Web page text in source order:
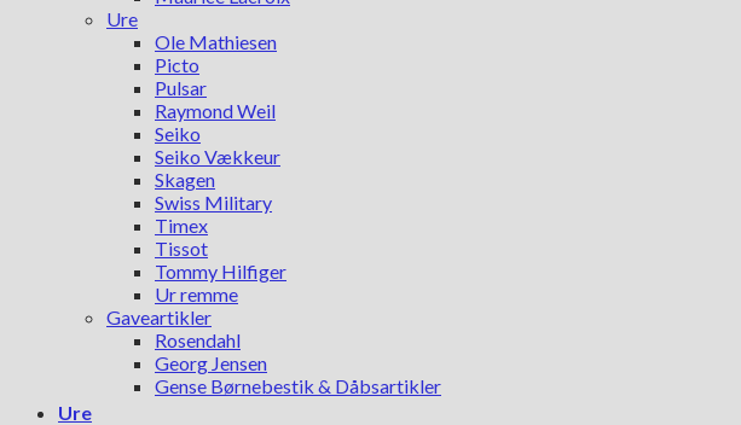
Ure
Ole Mathiesen
Picto
Pulsar
Raymond Weil
Seiko
Seiko Vækkeur
Skagen
Swiss Military
Timex
Tissot
Tommy Hilfiger
Ur remme
Gaveartikler
Rosendahl
Georg Jensen
Gense Børnebestik & Dåbsartikler
Ure